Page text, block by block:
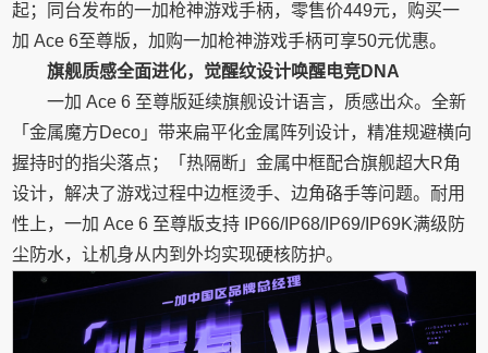
起；同台发布的一加枪神游戏手柄，零售价449元，购买一
加 Ace 6至尊版，加购一加枪神游戏手柄可享50元优惠。
旗舰质感全面进化，觉醒纹设计唤醒电竞DNA
一加 Ace 6 至尊版延续旗舰设计语言，质感出众。全新
「金属魔方Deco」带来扁平化金属阵列设计，精准规避横向
握持时的指尖落点；「热隔断」金属中框配合旗舰超大R角
设计，解决了游戏过程中边框烫手、边角硌手等问题。耐用
性上，一加 Ace 6 至尊版支持 IP66/IP68/IP69/IP69K满级防
尘防水，让机身从内到外均实现硬核防护。